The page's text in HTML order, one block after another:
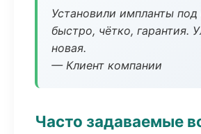
Установили импланты
быстро, чётко, гарантия.
новая.
— Клиент компании
Часто задаваемые